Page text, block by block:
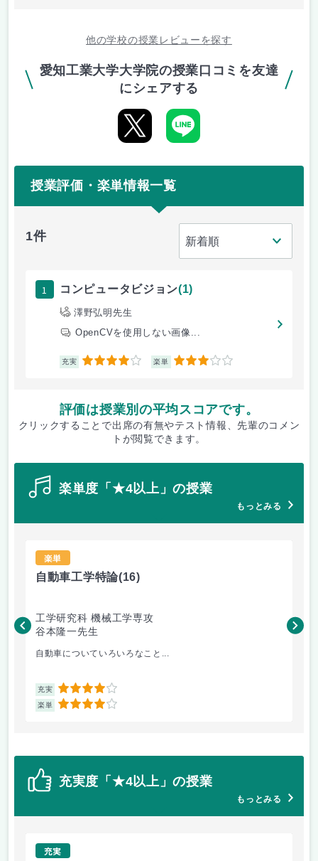
他の学校の授業レビューを探す
愛知工業大学大学院の授業口コミを友達
にシェアする
授業評価・楽単情報一覧
1件
1 コンピュータビジョン(1)
澤野弘明先生
OpenCVを使用しない画像...
充実 4 楽単 3
評価は授業別の平均スコアです。
クリックすることで出席の有無やテスト情報、先輩のコメン
トが閲覧できます。
楽単度「★4以上」の授業
もっとみる
楽単
自動車工学特論(16)
工学研究科 機械工学専攻
谷本隆一先生
自動車についていろいろなこと...
充実 4
楽単 4
松
充実度「★4以上」の授業
もっとみる
充実